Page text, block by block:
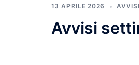
13 APRILE 2026 AVVISI
Avvisi